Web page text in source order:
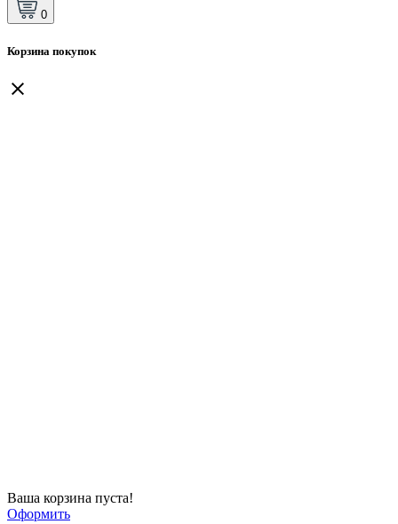
0
Корзина покупок
Ваша корзина пуста!
Оформить